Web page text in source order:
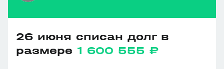
26 июня списан долг в
размере 1 600 555 ₽